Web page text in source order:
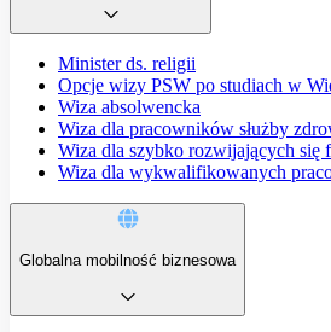
Minister ds. religii
Opcje wizy PSW po studiach w
Wiza absolwencka
Wiza dla pracowników służby
Wiza dla szybko rozwijających
Wiza dla wykwalifikowanych
Globalna mobilność biznesowa